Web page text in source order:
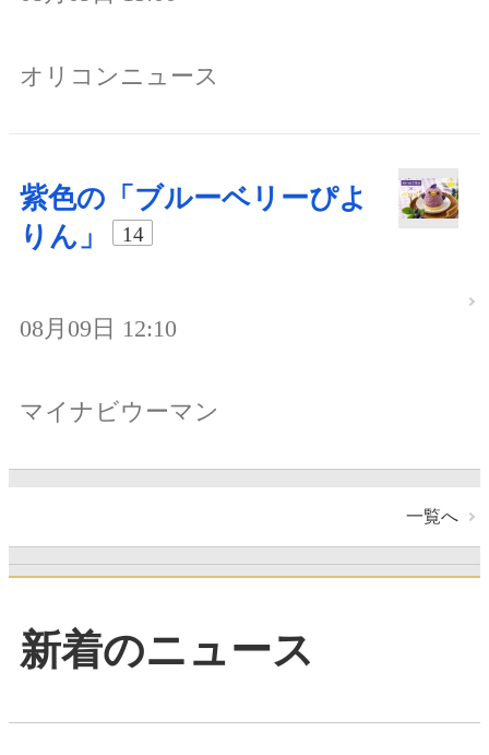
オリコンニュース
紫色の「ブルーベリーぴよ
りん」
14
08月09日 12:10
マイナビウーマン
一覧へ
新着のニュース